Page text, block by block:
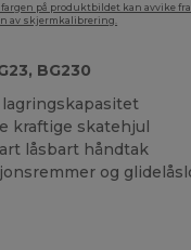
på produktbildet kan avvike
av skjermkalibrering.
BG230
lagringskapasitet
kraftige skatehjul
låsbart håndtak
og